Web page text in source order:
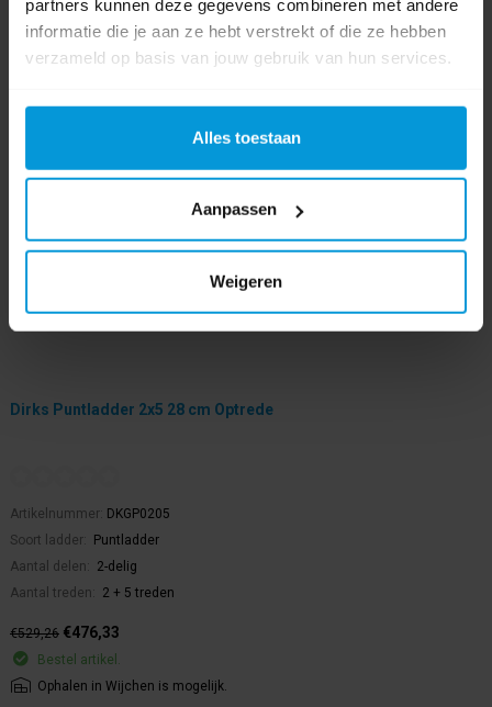
partners kunnen deze gegevens combineren met andere
informatie die je aan ze hebt verstrekt of die ze hebben
verzameld op basis van jouw gebruik van hun services.
Alles toestaan
Aanpassen
Weigeren
Dirks Puntladder 2x5 28 cm Optrede
Artikelnummer: DKGP0205
Soort ladder:
Puntladder
Aantal delen:
2-delig
Aantal treden:
2 + 5 treden
€529,26 €476,33
Bestel artikel.
Ophalen in Wijchen is mogelijk.